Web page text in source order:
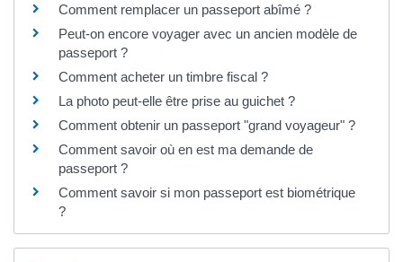
Comment remplacer un passeport abîmé ?
Peut-on encore voyager avec un ancien modèle de
passeport ?
Comment acheter un timbre fiscal ?
La photo peut-elle être prise au guichet ?
Comment obtenir un passeport "grand voyageur" ?
Comment savoir où en est ma demande de
passeport ?
Comment savoir si mon passeport est biométrique
?